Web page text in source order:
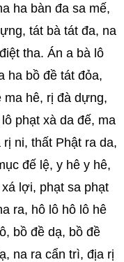
ha bàn đa sa mế,
tát bà tát đa, na
tha. Án a bà lô
ha bồ đề tát đỏa,
ma hê, rị đà dựng,
phạt xà da đế, ma
ni, thất Phật ra da,
đế lệ, y hê y hê,
lợi, phạt sa phạt
ra, hô lô hô lô hê
bồ đề dạ, bồ đề
na ra cẩn trì, địa rị